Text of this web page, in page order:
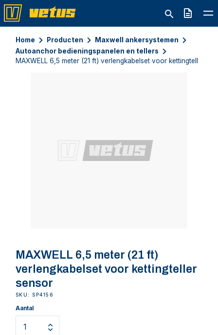
Offerte
Home Producten
Maxwell ankersystemen
Autoanchor bedieningspanelen en tellers
MAXWELL 6,5 meter (21 ft) verlengkabelset voor kettingteller
MAXWELL 6,5 meter (21 ft)
verlengkabelset voor kettingteller
sensor
SKU: SP4156
Aantal